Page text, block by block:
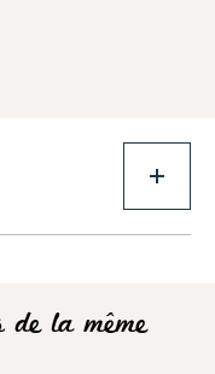
de la même